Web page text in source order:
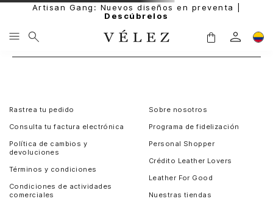
Artisan Gang: Nuevos diseños en preventa |
Descúbrelos
Rastrea tu pedido
Consulta tu factura electrónica
Política de cambios y
devoluciones
Términos y condiciones
Condiciones de actividades
comerciales
Sobre nosotros
Programa de fidelización
Personal Shopper
Crédito Leather Lovers
Leather For Good
Nuestras tiendas